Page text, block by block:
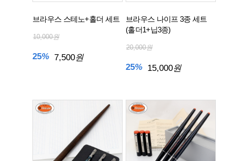
브라우스 스테노+홀더 세트
10,000원
25% 7,500원
브라우스 나이프 3종 세트
(홀더1+닙3종)
20,000원
25% 15,000원